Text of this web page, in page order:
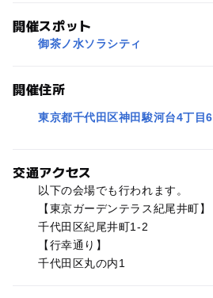
開催スポット
御茶ノ水ソラシティ
開催住所
東京都千代田区神田駿河台4丁目6
交通アクセス
以下の会場でも行われます。
【東京ガーデンテラス紀尾井町】
千代田区紀尾井町1-2
【行幸通り】
千代田区丸の内1